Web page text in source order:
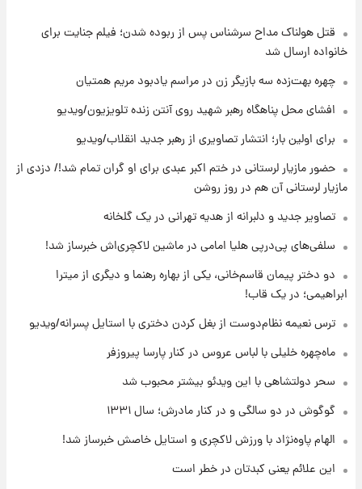
۱۰ ساعت پیش
۱۰ ساعت پیش
مرداد ۱۴۰۵ +جدول
۱۱ ساعت پیش
با قدرتمندترین و بادوام ترین تانک جهان آشنا
شوید+ فیلم
قیمت طلا ۱۸عیار امروز شنبه ۱۷ مرداد ۱۴۰۵
۱۲ ساعت پیش
قیمت محصولات ایران‌خودرو و سایپا امروز شنبه
قتل هولناک مداح سرشناس پس از ربوده شدن؛ فیلم جنایت برای
خانواده ارسال شد
چهره بهت‌زده سه بازیگر زن در مراسم یادبود مریم همتیان
افشای محل پناهگاه‌ رهبر شهید روی آنتن زنده تلویزیون/ویدیو
برای اولین بار؛ انتشار تصاویری از رهبر جدید انقلاب/ویدیو
حضور مازیار لرستانی در ختم اکبر عبدی برای او گران تمام شد!/ دزدی از
مازیار لرستانی آن هم در روز روشن
تصاویر جدید و دلبرانه از هدیه تهرانی در یک گلخانه
سلفی‌های پی‌درپی هلیا امامی در ماشین لاکچری‌اش خبرساز شد!
دو دختر پیمان قاسم‌خانی، یکی از بهاره رهنما و دیگری از میترا
ابراهیمی؛ در یک قاب!
ترس نعیمه نظام‌دوست از بغل کردن دختری با استایل پسرانه/ویدیو
ماه‌چهره خلیلی با لباس عروس در کنار پارسا پیروزفر
سحر دولتشاهی با این ویدئو بیشتر محبوب شد
گوگوش در دو سالگی و در کنار مادرش؛ سال ۱۳۳۱
الهام پاوه‌نژاد با ورزش لاکچری و استایل خاصش خبرساز شد!
این علائم یعنی کبدتان در خطر است